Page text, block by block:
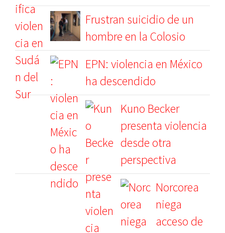
Frustran suicidio de un
hombre en la Colosio
EPN: violencia en México
ha descendido
Kuno Becker
presenta violencia
desde otra
perspectiva
Norcorea
niega
acceso de